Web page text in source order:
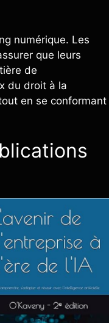
numérique. Les
que leurs
de
du droit à la
en se conformant